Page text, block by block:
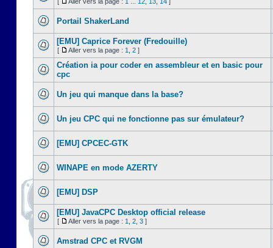
Portail ShakerLand
[EMU] Caprice Forever (Fredouille)
[ Aller vers la page : 1 2 ]
Création ia pour coder en assembleur et en basic pour
cpc
Un jeu qui manque dans la base?
Un jeu CPC qui ne fonctionne pas sur émulateur?
[EMU] CPCEC-GTK
WINAPE en mode AZERTY
[EMU] DSP
[EMU] JavaCPC Desktop official release
[ Aller vers la page : 1 2 3 ]
Amstrad CPC et RVGM